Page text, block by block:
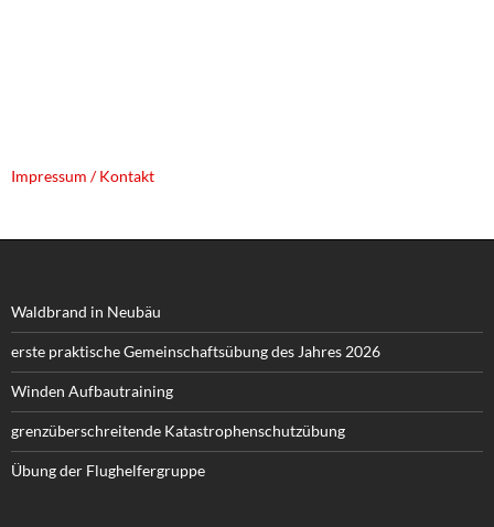
Impressum / Kontakt
Waldbrand in Neubäu
erste praktische Gemeinschaftsübung des Jahres 2026
Winden Aufbautraining
grenzüberschreitende Katastrophenschutzübung
Übung der Flughelfergruppe